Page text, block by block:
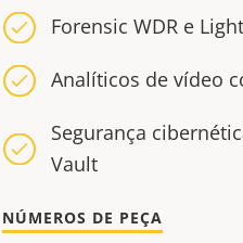
Forensic WDR e
Analíticos de vídeo
Segurança
Vault
NÚMEROS DE PEÇA